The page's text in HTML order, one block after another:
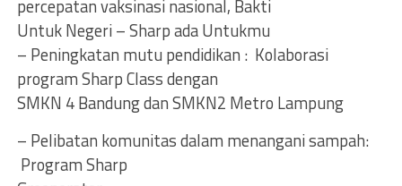
percepatan vaksinasi nasional, Bakti
Untuk Negeri – Sharp ada Untukmu
– Peningkatan mutu pendidikan : Kolaborasi
program Sharp Class dengan
SMKN 4 Bandung dan SMKN2 Metro Lampung
– Pelibatan komunitas dalam menangani sampah:
Program Sharp